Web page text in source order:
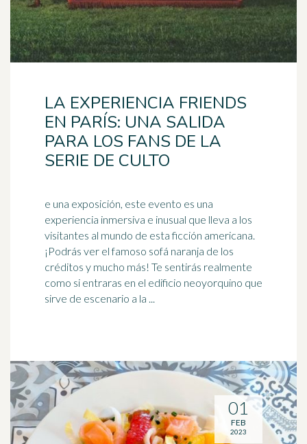
LA EXPERIENCIA FRIENDS
EN PARÍS: UNA SALIDA
PARA LOS FANS DE LA
SERIE DE CULTO
e una exposición, este evento es una
experiencia inmersiva e inusual que lleva a los
visitantes al mundo de esta ficción americana.
¡Podrás ver el famoso sofá naranja de los
créditos y mucho más! Te sentirás realmente
como si entraras en el edificio neoyorquino que
sirve de escenario a la ...
01
FEB
2023